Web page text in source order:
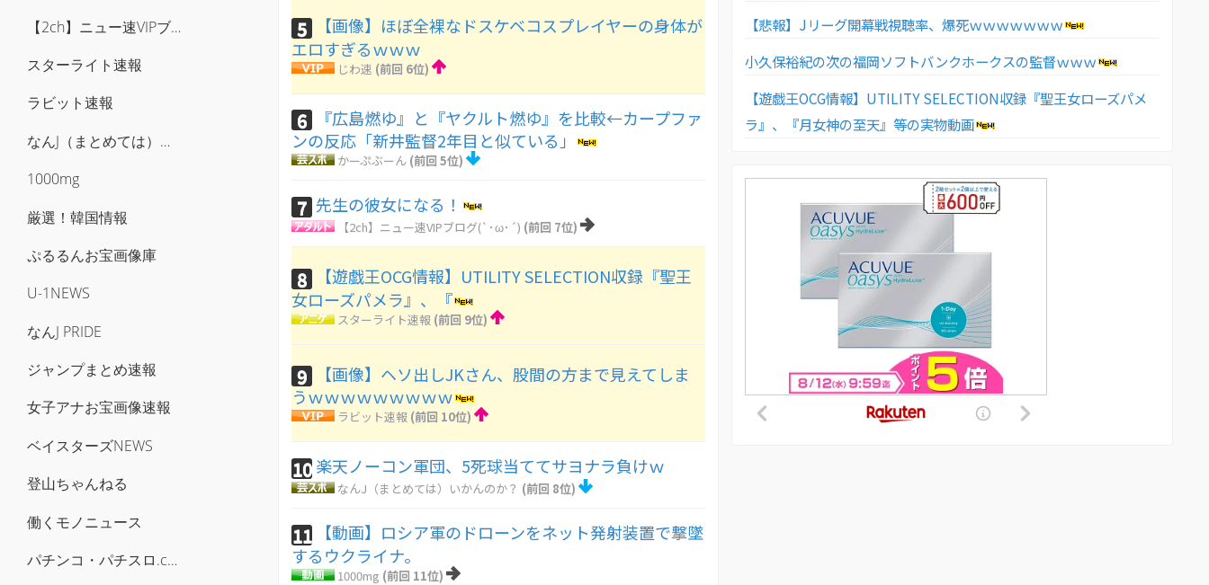
5
【画像】ほぼ全裸なドスケベコスプレイヤーの身体が
エロすぎるｗｗｗ
じわ速 (前回 6位)
6
『広島燃ゆ』と『ヤクルト燃ゆ』を比較←カープファ
ンの反応「新井監督2年目と似ている」
かーぷぶーん (前回 5位)
7 先生の彼女になる！
【2ch】ニュー速VIPブログ(`･ω･´) (前回 7位)
8
【遊戯王OCG情報】UTILITY SELECTION収録『聖王
女ローズパメラ』、『
スターライト速報 (前回 9位)
9
【画像】ヘソ出しJKさん、股間の方まで見えてしま
うｗｗｗｗｗｗｗｗｗ
ラビット速報 (前回 10位)
10 楽天ノーコン軍団、5死球当ててサヨナラ負けｗ
なんJ（まとめては）いかんのか？ (前回 8位)
11
【動画】ロシア軍のドローンをネット発射装置で撃墜
するウクライナ。
1000mg (前回 11位)
【悲報】Jリーグ開幕戦視聴率、爆死ｗｗｗｗｗｗｗ
小久保裕紀の次の福岡ソフトバンクホークスの監督ｗｗｗ
【遊戯王OCG情報】UTILITY SELECTION収録『聖王女ローズパメ
ラ』、『月女神の至天』等の実物動画
【2ch】ニュー速VIPブログ(`･ω･´)
スターライト速報
ラビット速報
なんJ（まとめては）いかんのか？
1000mg
厳選！韓国情報
ぷるるんお宝画像庫
U-1NEWS
なんJ PRIDE
ジャンプまとめ速報
女子アナお宝画像速報
ベイスターズNEWS
登山ちゃんねる
働くモノニュース
パチンコ・パチスロ.com